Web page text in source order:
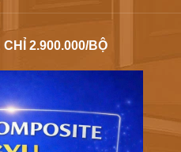
2.900.000/BỘ